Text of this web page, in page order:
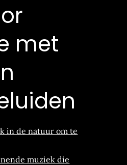
met
in de natuur om te
muziek die